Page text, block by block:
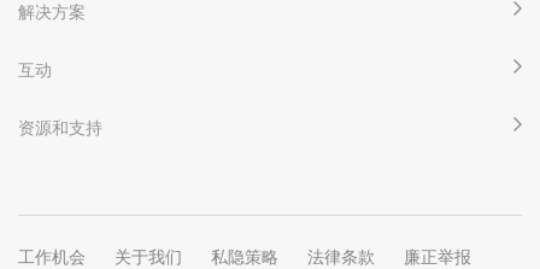
解决方案
互动
资源和支持
工作机会 关于我们 私隐策略 法律条款
廉正举报